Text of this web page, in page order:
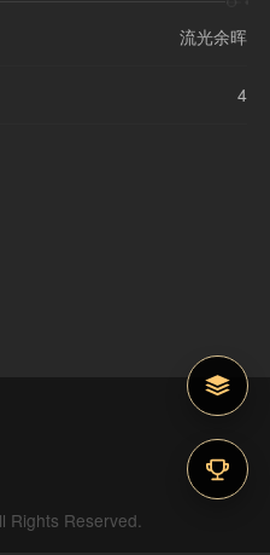
流光余晖
4
Rights Reserved.